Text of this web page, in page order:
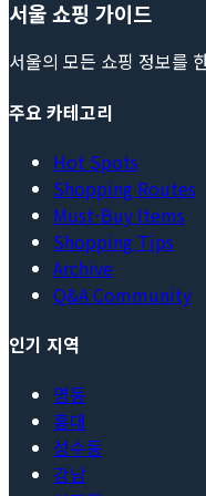
서울 쇼핑 가이드
서울의 모든 쇼핑 정보를
주요 카테고리
Hot Spots
Shopping Routes
Must-Buy Items
Shopping Tips
Archive
Q&A Community
인기 지역
명동
홍대
성수동
강남